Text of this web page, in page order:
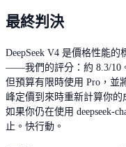
最終判決
DeepSeek V4 是價格性能
——我們的評分：約 8.3/10
但預算有限時使用 Pro，並
峰定價到來時重新計算你
如果你仍在使用 deepseek-
止。快行動。